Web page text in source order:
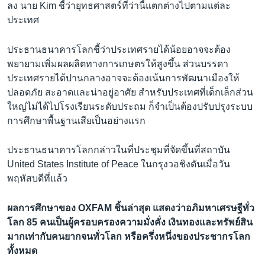
ลง นาย Kim ชี้ว่ายุทธศาสตร์ที่ว่านี้แตกต่างไปตามแต่ละ
ประเทศ
ประธานธนาคารโลกชี้ว่าประเทศรายได้น้อยอาจจะต้อง
พยายามเพิ่มผลผลิตทางการเกษตรให้สูงขึ้น ส่วนบรรดา
ประเทศรายได้ปานกลางอาจจะต้องเน้นการพัฒนาเมืองให้
ปลอดภัย สะอาดและน่าอยู่อาศัย สำหรับประเทศที่เด็กเล็กส่วน
ใหญ่ไม่ได้ไปโรงเรียนระดับประถม ก็จำเป็นต้องปรับปรุงระบบ
การศึกษาพื้นฐานเสียเป็นอย่างแรก
ประธานธนาคารโลกกล่าวในที่ประชุมที่จัดขึ้นที่สถาบัน
United States Institute of Peace ในกรุงวอชิงตันเมื่อวัน
พฤหัสบดีที่แล้ว
ผลการศึกษาของ OXFAM ชิ้นล่าสุด แสดงว่าอภิมหาเศรษฐีทั่ว
โลก 85 คนเป็นผู้ครอบครองความมั่งคั่ง เงินทองและทรัพย์สิน
มากเท่ากับคนยากจนทั่วโลก หรือครึ่งหนึ่งของประชากรโลก
ทั้งหมด